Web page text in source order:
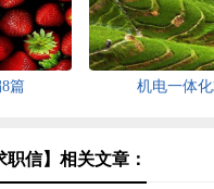
篇 机电一体
职信】相关文章：